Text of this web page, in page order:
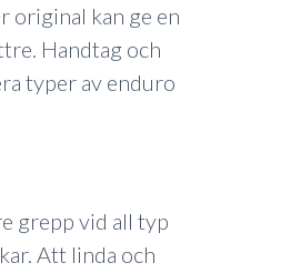
original kan ge en
Handtag och
typer av enduro
grepp vid all typ
Att linda och